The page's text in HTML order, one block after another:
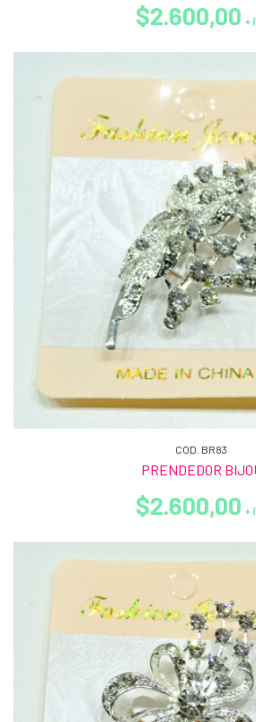
$2.600,00 +
COD. BR83
PRENDEDOR
$2.600,00 +